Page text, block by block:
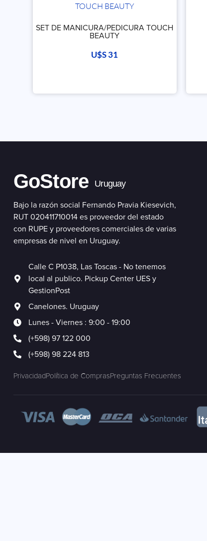
SET DE MANICURA/PEDICURA TOUCH
BEAUTY
U$S31
GoStore Uruguay
Bajo la razón social Fernando Pravia Kiesevich,
RUT 020411710014 es proveedor del estado
con RUPE y proveedores comerciales de varias
empresas de nivel en Uruguay.
Calle C P1038, Las Toscas - No tenemos
local al publico. Pickup Center UES y
GestionPost
Canelones. Uruguay
Lunes - Viernes : 9:00 - 19:00
(+598) 97 122 000
(+598) 98 224 813
PrivacidadPolítica de ComprasPreguntas Frecuentes